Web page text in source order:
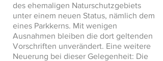
des ehemaligen Naturschutzgebiets
unter einem neuen Status, nämlich dem
eines Parkkerns. Mit wenigen
Ausnahmen bleiben die dort geltenden
Vorschriften unverändert. Eine weitere
Neuerung bei dieser Gelegenheit: Die